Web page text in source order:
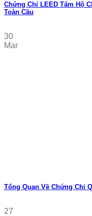
Chứng Chỉ LEED Tấm Hộ
Toàn Cầu
30
Mar
Tổng Quan Về Chứng Chỉ
27